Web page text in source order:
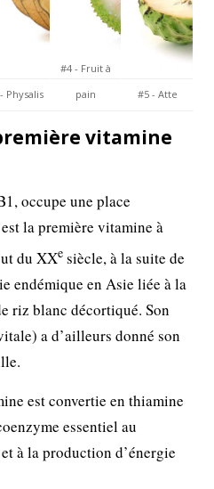
Physalis
#4 - Fruit à
pain
#5 - Atte
vitamine
occupe une place
la première vitamine à
du XXe siècle, à la suite de
endémique en Asie liée à la
riz blanc décortiqué. Son
a d’ailleurs donné son
est convertie en thiamine
essentiel au
à la production d’énergie